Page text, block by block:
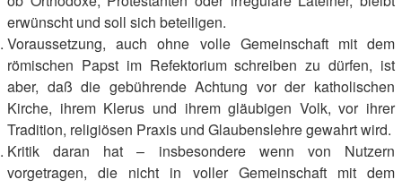
erwünscht und soll sich beteiligen.
Voraussetzung, auch ohne volle Gemeinschaft mit dem
römischen Papst im Refektorium schreiben zu dürfen, ist
aber, daß die gebührende Achtung vor der katholischen
Kirche, ihrem Klerus und ihrem gläubigen Volk, vor ihrer
Tradition, religiösen Praxis und Glaubenslehre gewahrt wird.
Kritik daran hat – insbesondere wenn von Nutzern
vorgetragen, die nicht in voller Gemeinschaft mit dem